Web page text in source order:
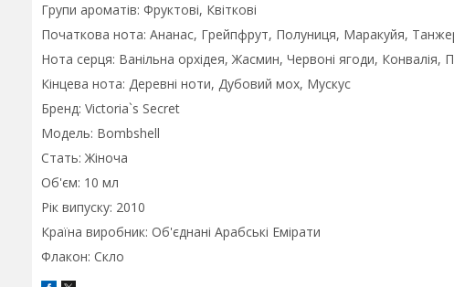
Групи ароматів: Фруктові, Квіткові
Початкова нота: Ананас, Грейпфрут, Полуниця, Маракуйя,
Нота серця: Ванільна орхідея, Жасмин, Червоні ягоди, Конвалія,
Кінцева нота: Деревні ноти, Дубовий мох, Мускус
Бренд: Victoria`s Secret
Модель: Bombshell
Стать: Жіноча
Об'єм: 10 мл
Рік випуску: 2010
Країна виробник: Об'єднані Арабські Емірати
Флакон: Скло